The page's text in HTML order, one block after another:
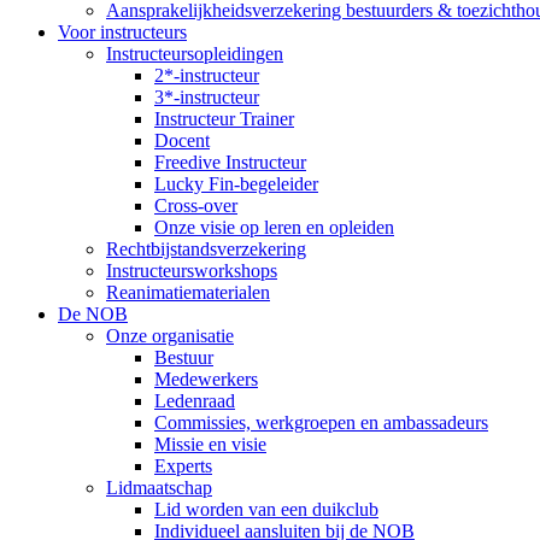
Aansprakelijkheidsverzekering bestuurders &
Voor instructeurs
Instructeursopleidingen
2*-instructeur
3*-instructeur
Instructeur Trainer
Docent
Freedive Instructeur
Lucky Fin-begeleider
Cross-over
Onze visie op leren en opleiden
Rechtbijstandsverzekering
Instructeursworkshops
Reanimatiematerialen
De NOB
Onze organisatie
Bestuur
Medewerkers
Ledenraad
Commissies, werkgroepen en ambassadeurs
Missie en visie
Experts
Lidmaatschap
Lid worden van een duikclub
Individueel aansluiten bij de NOB